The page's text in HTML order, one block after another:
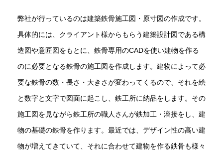
弊社が行っているのは建築鉄骨施工図・原寸図の作成です。
具体的には、クライアント様からもらう建築設計図である構
造図や意匠図をもとに、鉄骨専用のCADを使い建物を作る
のに必要となる鉄骨の施工図を作成します。建物によって必
要な鉄骨の数・長さ・大きさが変わってくるので、それを絵
と数字と文字で図面に起こし、鉄工所に納品をします。その
施工図を見ながら鉄工所の職人さんが鉄加工・溶接をし、建
物の基礎の鉄骨を作ります。最近では、デザイン性の高い建
物が増えてきていて、それに合わせて建物を作る鉄骨も様々